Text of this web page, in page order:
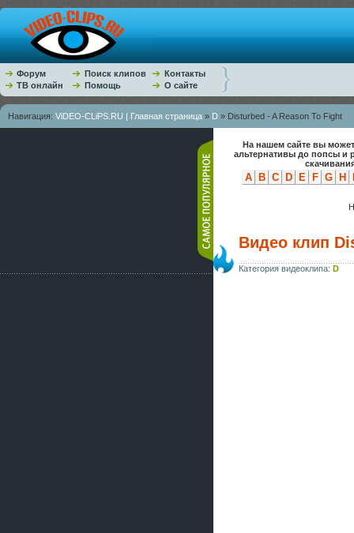
Форум Поиск клипов
Контакты
ТВ онлайн
Помощь О сайте
Навигация: ViDEO-CLiPS.RU | Главная страница » D » Disturbed - A Reason To Fight
На нашем сайте вы
альтернативы до попсы и
A B C D E F G H
Видео клип
Категория видеоклипа: D